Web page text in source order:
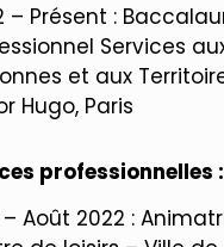
– Présent :
Services
et aux
Hugo, Paris
professionnelles :
Août 2022 :